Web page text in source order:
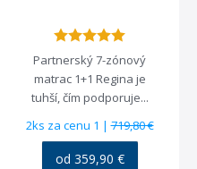
Partnerský 7-zónový
matrac 1+1 Regina je
tuhší, čím podporuje...
2ks za cenu 1 |719,80 €
od 359,90 €